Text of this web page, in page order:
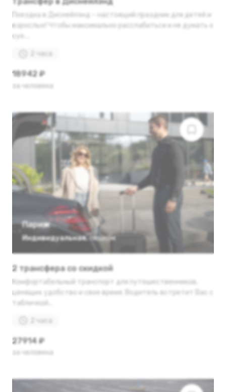
Поездка в Диснейлэнд – настоящий праздник для детей и
взрослых! Чтобы максимально расслабиться и не думать о
суе...
2 часа
18942 ₽
за человека
Париж
Индивидуальная, пешком
2 трансфера со скидкой
Комфортабельный транспорт для путешественников,
ценящих удобство и свое время. Водитель встретит Вас с
табличкой...
2 часа
27914 ₽
за человека